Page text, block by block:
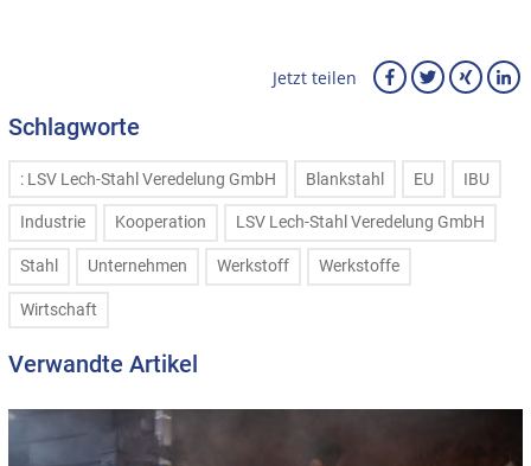
Jetzt teilen
Schlagworte
: LSV Lech-Stahl Veredelung GmbH Blankstahl EU IBU
Industrie Kooperation LSV Lech-Stahl Veredelung GmbH
Stahl Unternehmen Werkstoff Werkstoffe
Wirtschaft
Verwandte Artikel